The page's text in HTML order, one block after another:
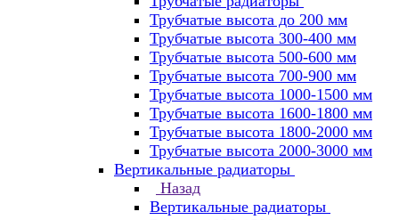
Трубчатые высота до 200 мм
Трубчатые высота 300-400 мм
Трубчатые высота 500-600 мм
Трубчатые высота 700-900 мм
Трубчатые высота 1000-1500 мм
Трубчатые высота 1600-1800 мм
Трубчатые высота 1800-2000 мм
Трубчатые высота 2000-3000 мм
Вертикальные радиаторы
Назад
Вертикальные радиаторы